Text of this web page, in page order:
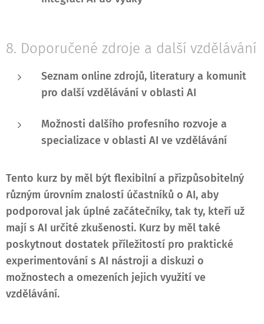
8. Doporučené zdroje a další vzdělávání
Seznam online zdrojů, literatury a komunit
pro další vzdělávání v oblasti AI
Možnosti dalšího profesního rozvoje a
specializace v oblasti AI ve vzdělávání
Tento kurz by měl být flexibilní a přizpůsobitelný
různým úrovním znalostí účastníků o AI, aby
podporoval jak úplné začátečníky, tak ty, kteří už
mají s AI určité zkušenosti. Kurz by měl také
poskytnout dostatek příležitostí pro praktické
experimentování s AI nástroji a diskuzi o
možnostech a omezeních jejich využití ve
vzdělávání.